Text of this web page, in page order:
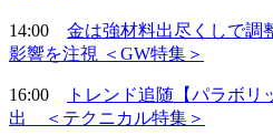
14:00 金は強材料出尽くしで調
影響を注視 ＜GW特集＞
16:00
トレンド追随【パラボリ
出 ＜テクニカル特集＞